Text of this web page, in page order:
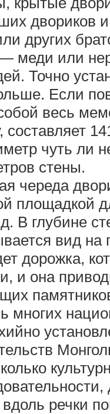
двориков
других
меди или
Точно
Если
весь
составляет
чуть ли
стены.
череда
площадкой
В глубине
вид
дорожка,
и она
многих
речки